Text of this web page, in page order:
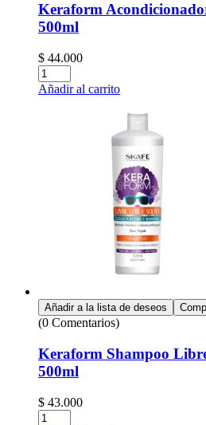
Keraform
500ml
$ 44.000
Cantidad:
Añadir al carrito
Añadir a la lista de deseos
(0 Comentarios)
Keraform Shampoo
500ml
$ 43.000
Cantidad: